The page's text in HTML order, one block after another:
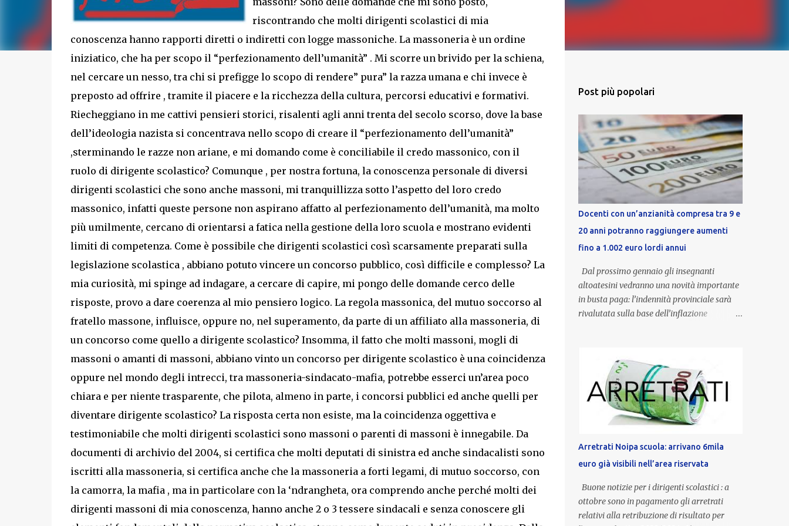
riscontrando che molti dirigenti scolastici di mia
conoscenza hanno rapporti diretti o indiretti con logge massoniche. La massoneria è un ordine
iniziatico, che ha per scopo il “perfezionamento dell’umanità” . Mi scorre un brivido per la schiena,
nel cercare un nesso, tra chi si prefigge lo scopo di rendere” pura” la razza umana e chi invece è
preposto ad offrire , tramite il piacere e la ricchezza della cultura, percorsi educativi e formativi.
Riecheggiano in me cattivi pensieri storici, risalenti agli anni trenta del secolo scorso, dove la base
dell’ideologia nazista si concentrava nello scopo di creare il “perfezionamento dell’umanità”
,sterminando le razze non ariane, e mi domando come è conciliabile il credo massonico, con il
ruolo di dirigente scolastico? Comunque , per nostra fortuna, la conoscenza personale di diversi
dirigenti scolastici che sono anche massoni, mi tranquillizza sotto l’aspetto del loro credo
massonico, infatti queste persone non aspirano affatto al perfezionamento dell’umanità, ma molto
più umilmente, cercano di orientarsi a fatica nella gestione della loro scuola e mostrano evidenti
limiti di competenza. Come è possibile che dirigenti scolastici così scarsamente preparati sulla
legislazione scolastica , abbiano potuto vincere un concorso pubblico, così difficile e complesso? La
mia curiosità, mi spinge ad indagare, a cercare di capire, mi pongo delle domande cerco delle
risposte, provo a dare coerenza al mio pensiero logico. La regola massonica, del mutuo soccorso al
fratello massone, influisce, oppure no, nel superamento, da parte di un affiliato alla massoneria, di
un concorso come quello a dirigente scolastico? Insomma, il fatto che molti massoni, mogli di
massoni o amanti di massoni, abbiano vinto un concorso per dirigente scolastico è una coincidenza
oppure nel mondo degli intrecci, tra massoneria-sindacato-mafia, potrebbe esserci un’area poco
chiara e per niente trasparente, che pilota, almeno in parte, i concorsi pubblici ed anche quelli per
diventare dirigente scolastico? La risposta certa non esiste, ma la coincidenza oggettiva e
testimoniabile che molti dirigenti scolastici sono massoni o parenti di massoni è innegabile. Da
documenti di archivio del 2004, si certifica che molti deputati di sinistra ed anche sindacalisti sono
iscritti alla massoneria, si certifica anche che la massoneria a forti legami, di mutuo soccorso, con
la camorra, la mafia , ma in particolare con la ‘ndrangheta, ora comprendo anche perché molti dei
dirigenti massoni di mia conoscenza, hanno anche 2 o 3 tessere sindacali e senza conoscere gli
Post più popolari
Docenti con un’anzianità compresa tra 9 e
20 anni potranno raggiungere aumenti
fino a 1.002 euro lordi annui
Dal prossimo gennaio gli insegnanti
altoatesini vedranno una novità importante
in busta paga: l’indennità provinciale sarà
rivalutata sulla base dell’inflazione
un’anzianità compresa tra 9 e 20 anni
potranno raggiungere fino a 1.002 euro lordi
annui. Il nuovo contratto provinciale
introduce inoltre un congedo speciale
dedicato alle donne vittime di violenza di
genere, in linea con la normativa nazionale e
con l’obiettivo di offrire maggiore tutela e
supporto in situazioni delicate. L’indennità
provinciale per i docenti è un unicum in
Italia: si tratta di una misura esclusiva della
Provincia autonoma di Bolzano, che integra
Arretrati Noipa scuola: arrivano 6mila
euro già visibili nell’area riservata
Buone notizie per i dirigenti scolastici : a
ottobre sono in pagamento gli arretrati
relativi alla retribuzione di risultato per